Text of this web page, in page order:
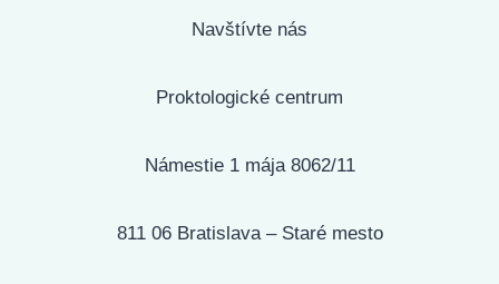
Navštívte nás
Proktologické centrum
Námestie 1 mája 8062/11
811 06 Bratislava – Staré mesto